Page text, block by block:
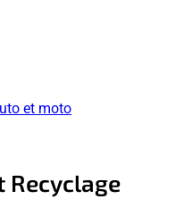
et moto
Recyclage